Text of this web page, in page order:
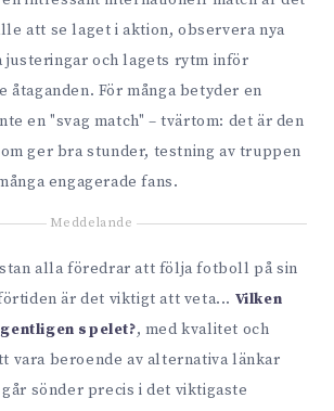
att se laget i aktion, observera nya
och lagets rytm inför
åtaganden. För många betyder en
en "svag match" – tvärtom: det är den
ger bra stunder, testning av truppen
engagerade fans.
Meddelande
alla föredrar att följa fotboll på sin
är det viktigt att veta... Vilken
spelet?, med kvalitet och
vara beroende av alternativa länkar
sönder precis i det viktigaste